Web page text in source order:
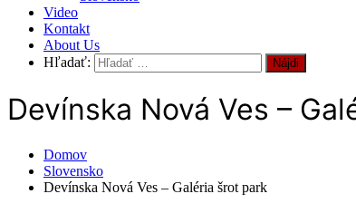
Video
Kontakt
About Us
Hľadať:
Devínska Nová Ves –
Domov
Slovensko
Devínska Nová Ves – Galéria šrot park